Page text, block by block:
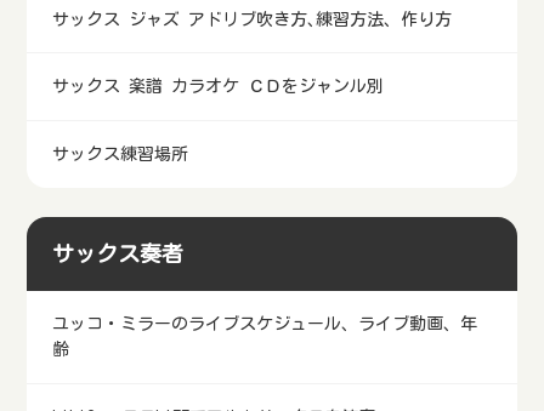
サックス ジャズ アドリブ吹き方､練習方法、作り方
サックス 楽譜 カラオケ ＣＤをジャンル別
サックス練習場所
サックス奏者
ユッコ・ミラーのライブスケジュール、ライブ動画、年
齢